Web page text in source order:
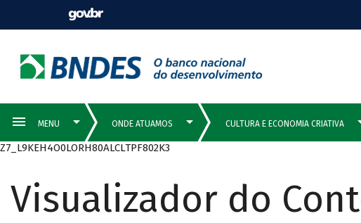
Z7_L9KEH4O0LORH80ALCLTPF802K3
Visualizador do